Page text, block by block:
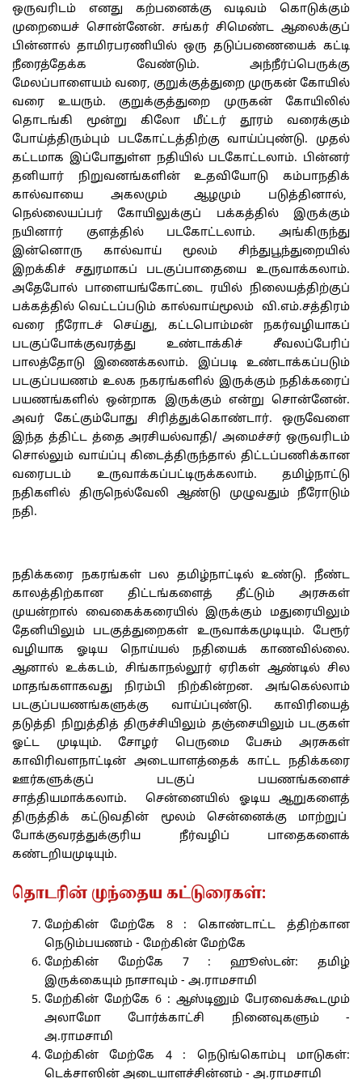
ஒருவரிடம் எனது கற்பனைக்கு வடிவம் கொடுக்கும்
முறையைச் சொன்னேன். சங்கர் சிமெண்ட ஆலைக்குப்
பின்னால் தாமிரபரணியில் ஒரு தடுப்பணையைக் கட்டி
நீரைத்தேக்க வேண்டும். அந்நீர்ப்பெருக்கு
மேலப்பாளையம் வரை, குறுக்குத்துறை முருகன் கோயில்
வரை உயரும். குறுக்குத்துறை முருகன் கோயிலில்
தொடங்கி மூன்று கிலோ மீட்டர் தூரம் வரைக்கும்
போய்த்திரும்பும் படகோட்டத்திற்கு வாய்ப்புண்டு. முதல்
கட்டமாக இப்போதுள்ள நதியில் படகோட்டலாம். பின்னர்
தனியார் நிறுவனங்களின் உதவியோடு கம்பாநதிக்
கால்வாயை அகலமும் ஆழமும் படுத்தினால்,
நெல்லையப்பர் கோயிலுக்குப் பக்கத்தில் இருக்கும்
நயினார் குளத்தில் படகோட்டலாம். அங்கிருந்து
இன்னொரு கால்வாய் மூலம் சிந்துபூந்துறையில்
இறக்கிச் சதுரமாகப் படகுப்பாதையை உருவாக்கலாம்.
அதேபோல் பாளையங்கோட்டை ரயில் நிலையத்திற்குப்
பக்கத்தில் வெட்டப்படும் கால்வாய்மூலம் வி.எம்.சத்திரம்
வரை நீரோடச் செய்து, கட்டபொம்மன் நகர்வழியாகப்
படகுப்போக்குவரத்து உண்டாக்கிச் சீவலப்பேரிப்
பாலத்தோடு இணைக்கலாம். இப்படி உண்டாக்கப்படும்
படகுப்பயணம் உலக நகரங்களில் இருக்கும் நதிக்கரைப்
பயணங்களில் ஒன்றாக இருக்கும் என்று சொன்னேன்.
அவர் கேட்கும்போது சிரித்துக்கொண்டார். ஒருவேளை
இந்த த்திட்ட த்தை அரசியல்வாதி/ அமைச்சர் ஒருவரிடம்
சொல்லும் வாய்ப்பு கிடைத்திருந்தால் திட்டப்பணிக்கான
வரைபடம் உருவாக்கப்பட்டிருக்கலாம். தமிழ்நாட்டு
நதிகளில் திருநெல்வேலி ஆண்டு முழுவதும் நீரோடும்
நதி.
நதிக்கரை நகரங்கள் பல தமிழ்நாட்டில் உண்டு. நீண்ட
காலத்திற்கான திட்டங்களைத் தீட்டும் அரசுகள்
முயன்றால் வைகைக்கரையில் இருக்கும் மதுரையிலும்
தேனியிலும் படகுத்துறைகள் உருவாக்கமுடியும். பேரூர்
வழியாக ஓடிய நொய்யல் நதியைக் காணவில்லை.
ஆனால் உக்கடம், சிங்காநல்லூர் ஏரிகள் ஆண்டில் சில
மாதங்களாகவது நிரம்பி நிற்கின்றன. அங்கெல்லாம்
படகுப்பயணங்களுக்கு வாய்ப்புண்டு. காவிரியைத்
தடுத்தி நிறுத்தித் திருச்சியிலும் தஞ்சையிலும் படகுகள்
ஓட்ட முடியும். சோழர் பெருமை பேசும் அரசுகள்
காவிரிவளநாட்டின் அடையாளத்தைக் காட்ட நதிக்கரை
ஊர்களுக்குப் படகுப் பயணங்களைச்
சாத்தியமாக்கலாம். சென்னையில் ஓடிய ஆறுகளைத்
திருத்திக் கட்டுவதின் மூலம் சென்னைக்கு மாற்றுப்
போக்குவரத்துக்குரிய நீர்வழிப் பாதைகளைக்
கண்டறியமுடியும்.
தொடரின் முந்தைய கட்டுரைகள்:
மேற்கின் மேற்கே 8 : கொண்டாட்ட த்திற்கான
நெடும்பயணம் - மேற்கின் மேற்கே
மேற்கின் மேற்கே 7 : ஹூஸ்டன்: தமிழ்
இருக்கையும் நாசாவும் - அ.ராமசாமி
மேற்கின் மேற்கே 6 : ஆஸ்டினும் பேரவைக்கூடமும்
அலாமோ போர்க்காட்சி நினைவுகளும் -
அ.ராமசாமி
மேற்கின் மேற்கே 4 : நெடுங்கொம்பு மாடுகள்:
டெக்சாஸின் அடையாளச்சின்னம் - அ.ராமசாமி